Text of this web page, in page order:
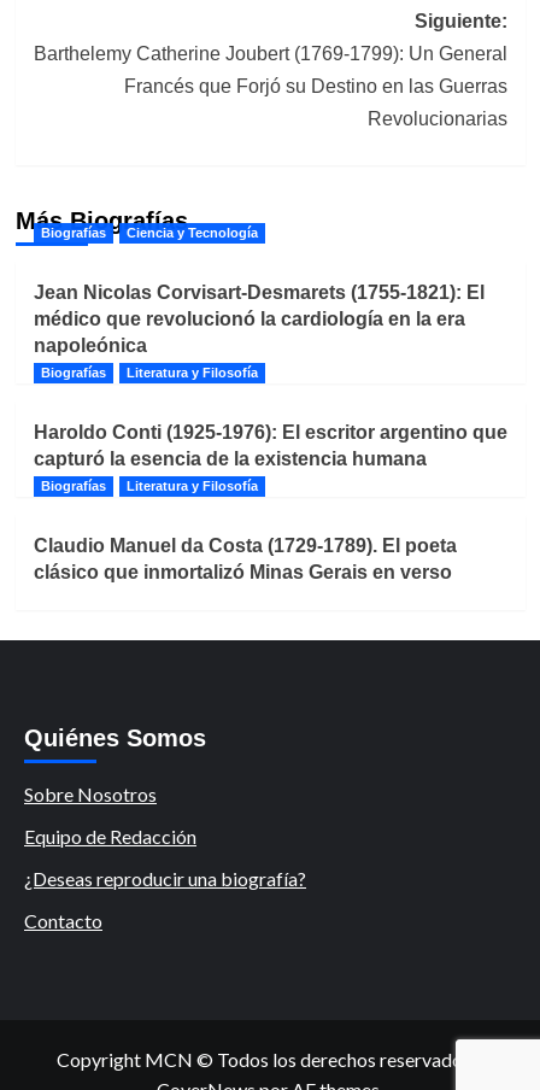
Siguiente:
Barthelemy Catherine Joubert (1769-1799): Un General
Francés que Forjó su Destino en las Guerras
Revolucionarias
Más Biografías
Biografías Ciencia y Tecnología
Jean Nicolas Corvisart-Desmarets (1755-1821): El
médico que revolucionó la cardiología en la era
napoleónica
Biografías Literatura y Filosofía
Haroldo Conti (1925-1976): El escritor argentino que
capturó la esencia de la existencia humana
Biografías Literatura y Filosofía
Claudio Manuel da Costa (1729-1789). El poeta
clásico que inmortalizó Minas Gerais en verso
Quiénes Somos
Sobre Nosotros
Equipo de Redacción
¿Deseas reproducir una biografía?
Contacto
Copyright MCN © Todos los derechos reservados.